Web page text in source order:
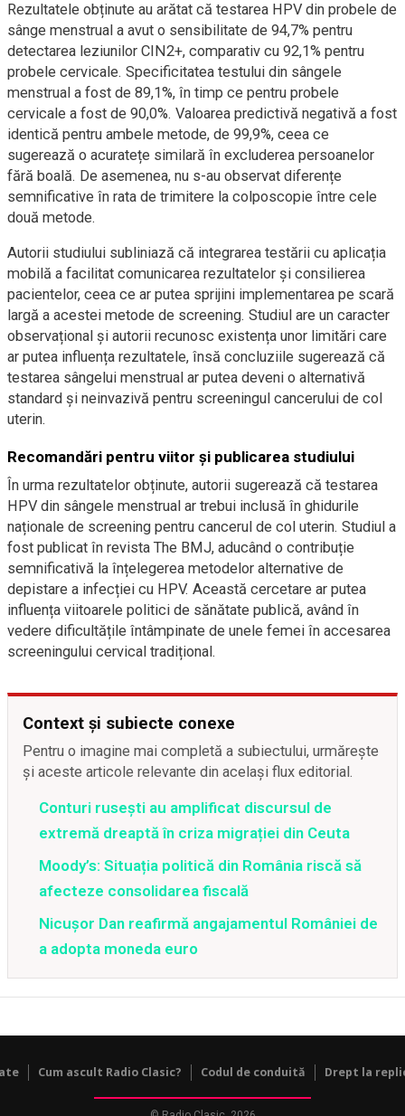
Rezultatele obținute au arătat că testarea HPV din probele de
sânge menstrual a avut o sensibilitate de 94,7% pentru
detectarea leziunilor CIN2+, comparativ cu 92,1% pentru
probele cervicale. Specificitatea testului din sângele
menstrual a fost de 89,1%, în timp ce pentru probele
cervicale a fost de 90,0%. Valoarea predictivă negativă a fost
identică pentru ambele metode, de 99,9%, ceea ce
sugerează o acuratețe similară în excluderea persoanelor
fără boală. De asemenea, nu s-au observat diferențe
semnificative în rata de trimitere la colposcopie între cele
două metode.
Autorii studiului subliniază că integrarea testării cu aplicația
mobilă a facilitat comunicarea rezultatelor și consilierea
pacientelor, ceea ce ar putea sprijini implementarea pe scară
largă a acestei metode de screening. Studiul are un caracter
observațional și autorii recunosc existența unor limitări care
ar putea influența rezultatele, însă concluziile sugerează că
testarea sângelui menstrual ar putea deveni o alternativă
standard și neinvazivă pentru screeningul cancerului de col
uterin.
Recomandări pentru viitor și publicarea studiului
În urma rezultatelor obținute, autorii sugerează că testarea
HPV din sângele menstrual ar trebui inclusă în ghidurile
naționale de screening pentru cancerul de col uterin. Studiul a
fost publicat în revista The BMJ, aducând o contribuție
semnificativă la înțelegerea metodelor alternative de
depistare a infecției cu HPV. Această cercetare ar putea
influența viitoarele politici de sănătate publică, având în
vedere dificultățile întâmpinate de unele femei în accesarea
screeningului cervical tradițional.
Context și subiecte conexe
Pentru o imagine mai completă a subiectului, urmărește
și aceste articole relevante din același flux editorial.
Conturi rusești au amplificat discursul de
extremă dreaptă în criza migrației din Ceuta
Moody’s: Situația politică din România riscă să
afecteze consolidarea fiscală
Nicușor Dan reafirmă angajamentul României de
a adopta moneda euro
Cum ascult Radio Clasic? Codul de conduită Drept la